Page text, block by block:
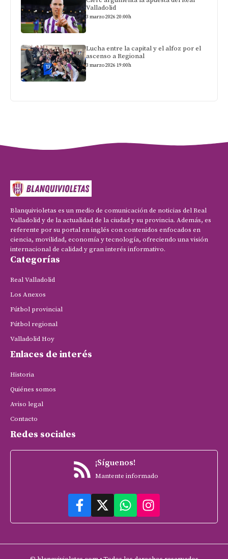
Valladolid
3 marzo 2026 20:00h
Lucha entre la capital y el alfoz por el
ascenso a Regional
3 marzo 2026 19:00h
Blanquivioletas es un medio de comunicación de noticias del Real
Valladolid y de la actualidad de la ciudad y su provincia. Además, es
referente por su portal en inglés con contenidos enfocados en
ciencia, movilidad, economía y tecnología, ofreciendo una visión
internacional de calidad y gran interés informativo.
Categorías
Real Valladolid
Los Anexos
Fútbol provincial
Fútbol regional
Valladolid Hoy
Enlaces de interés
Historia
Quiénes somos
Aviso legal
Contacto
Redes sociales
¡Síguenos!
Mantente informado